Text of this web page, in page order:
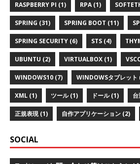
RASPBERRY PI (1) RPA (1)
SPRING (31) SPRING BOOT (11)
SPRING SECURITY (6) STS (4)
UBUNTU (2) VIRTUALBOX (1)
WINDOWS10 (7) WINDOWSタブレット
XML (1) ツール (1) ドール (1)
正規表現 (1) 自作アプリケーション (2)
SOCIAL